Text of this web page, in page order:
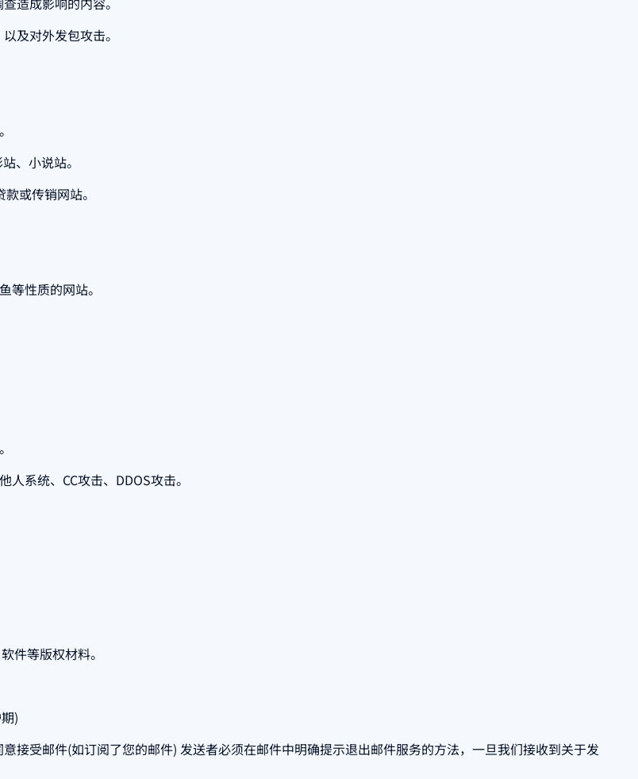
及对外发包攻击。
、小说站。
或传销网站。
等性质的网站。
系统、CC攻击、DDOS攻击。
件等版权材料。
)
接受邮件(如订阅了您的邮件) 发送者必须在邮件中明确提示退出邮件服务的方法，一旦我们接收到关于发